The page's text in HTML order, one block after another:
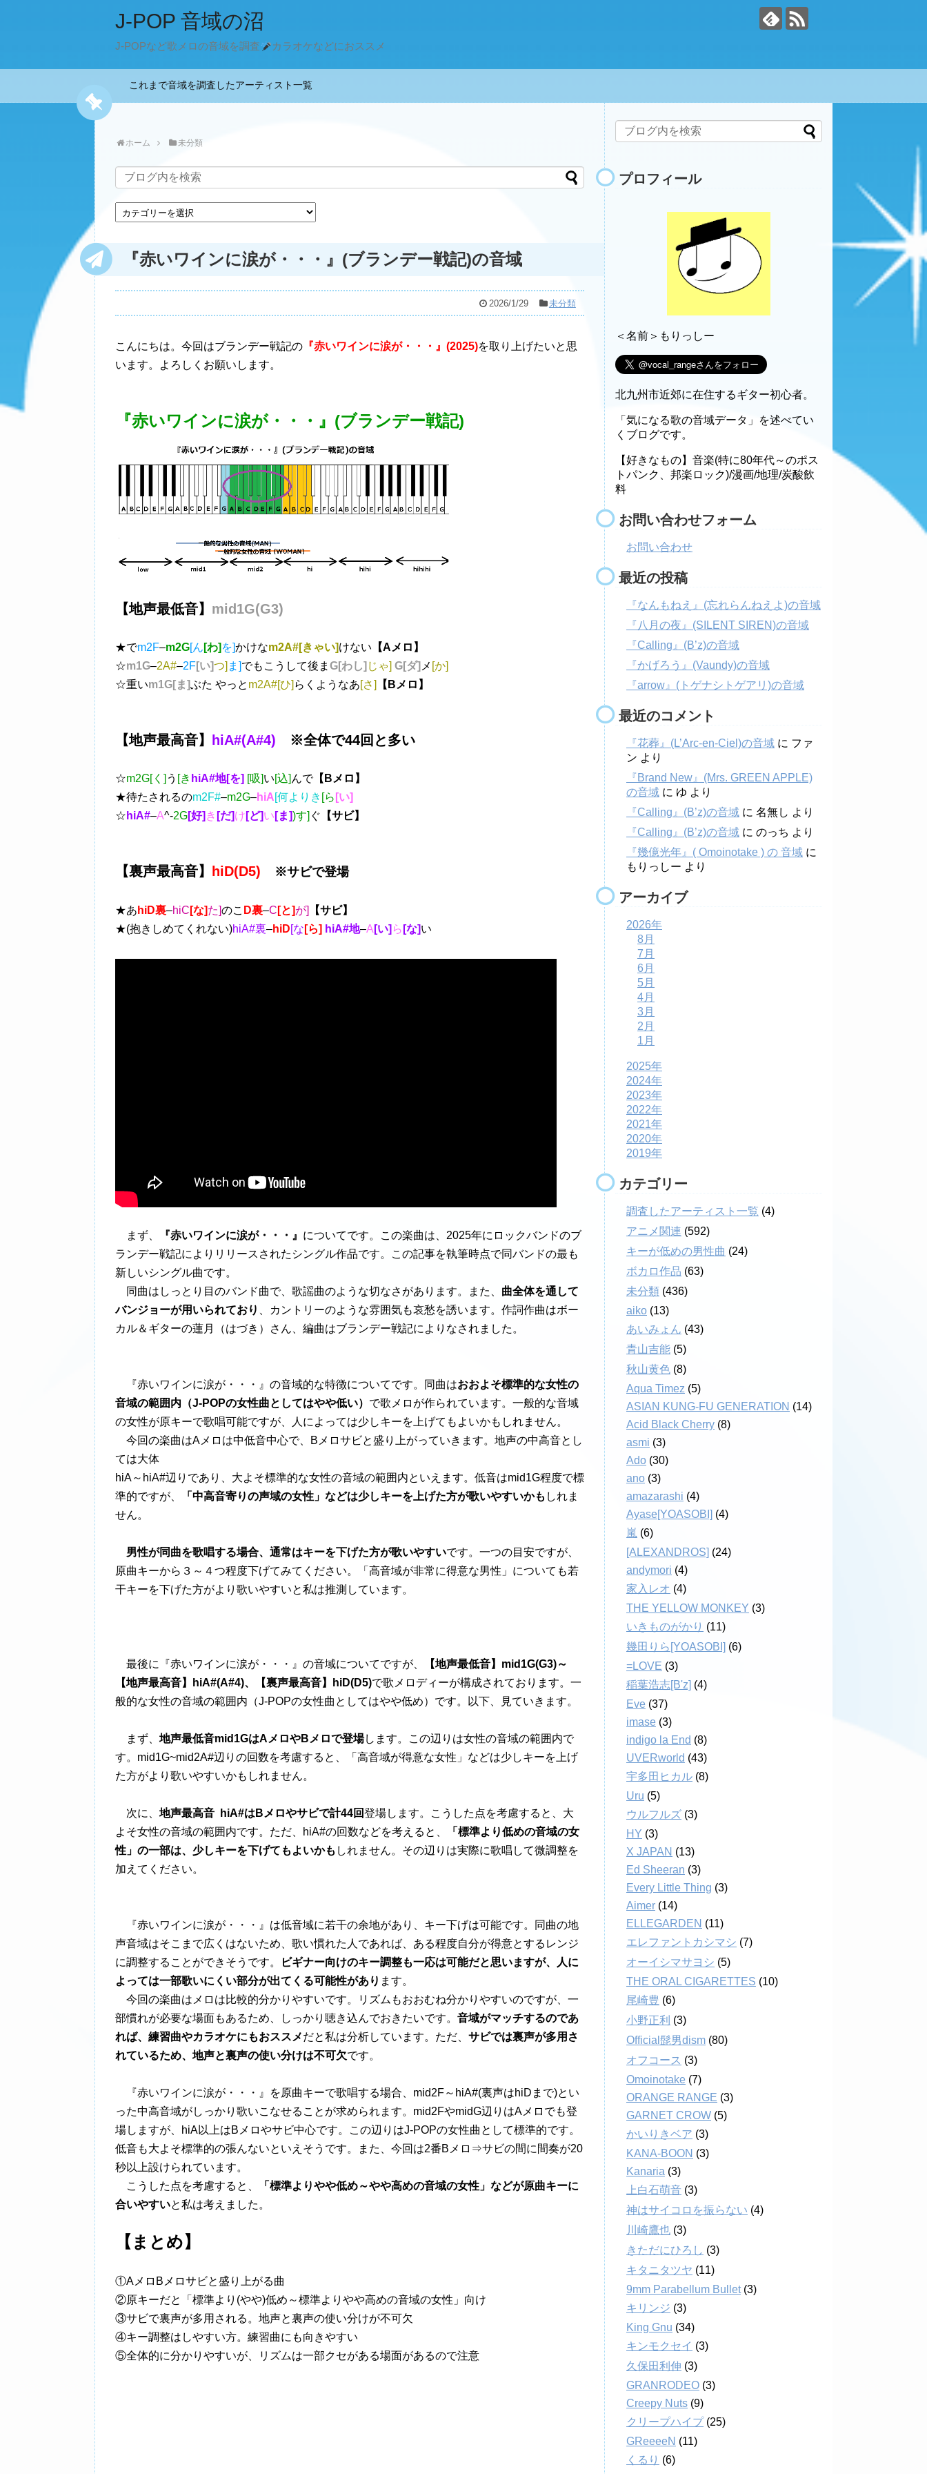
J-POP 音域の沼
J-POPなど歌メロの音域を調査 カラオケなどにおススメ
これまで音域を調査したアーティスト一覧
ホーム 未分類
『赤いワインに涙が・・・』(ブランデー戦記)の音域
2026/1/29 未分類
こんにちは。今回はブランデー戦記の 『赤いワインに涙が・・・』(2025)を取り上げたいと思
います。よろしくお願いします。
『赤いワインに涙が・・・』(ブランデー戦記)
【地声最低音】 mid1G(G3)
★でm2F–m2G[ん [わ] を]かけなm2A#[きゃい]けない 【Aメロ】
☆m1G–2A#–2F[い]つ] ま]でもこうして後ま G[わし] じゃ] G[ダ] メ [か]
☆重いm1G[ま]ぶた やっと m2A#[ひ] らくようなあ[さ] 【Bメロ】
【地声最高音】 hiA#(A#4) ※全体で44回と多い
☆m2G[く] う [き hiA#地[を] [吸]い[込] んで【Bメロ】
★待たされるのm2F#–m2G–hiA[何よりき [ら [い]
☆ hiA#–A^-2G[好] き [だ]け [ど]い [ま])す] ぐ 【サビ】
【裏声最高音】 hiD(D5) ※サビで登場
★あ hiD裏–hiC [な]た]のこ D裏–C [と]が]
【サビ】
★(抱きしめてくれない)hiA#裏–hiD[な [ら] hiA#地–A [い] ら [な]い
まず、 『赤いワインに涙が・・・』 についてです。この楽曲は、2025年にロックバンドのブ
ランデー戦記によりリリースされたシングル作品です。この記事を執筆時点で同バンドの最も
新しいシングル曲です。
同曲はしっとり目のバンド曲で、歌謡曲のような切なさがあります。また、 曲全体を通して
バンジョーが用いられており
、カントリーのような雰囲気も哀愁を誘います。作詞作曲はボー
カル＆ギターの蓮月（はづき）さん、編曲はブランデー戦記によりなされました。
『赤いワインに涙が・・・』の音域的な特徴についてです。同曲はおおよそ標準的な女性の
音域の範囲内（J-POPの女性曲としてはやや低い） で歌メロが作られています。一般的な音域
の女性が原キーで歌唱可能ですが、人によっては少しキーを上げてもよいかもしれません。
今回の楽曲はAメロは中低音中心で、Bメロサビと盛り上がっていきます。地声の中高音とし
ては大体
hiA～hiA#辺りであり、大よそ標準的な女性の音域の範囲内といえます。低音はmid1G程度で標
準的ですが、
「中高音寄りの声域の女性」などは少しキーを上げた方が歌いやすいかも しれま
せん。
男性が同曲を歌唱する場合、通常はキーを下げた方が歌いやすいです。一つの目安ですが、
原曲キーから３～４つ程度下げてみてください。「高音域が非常に得意な男性」についても若
干キーを下げた方がより歌いやすいと私は推測しています。
最後に『赤いワインに涙が・・・』の音域についてですが、
【地声最低音】mid1G(G3)～
【地声最高音】hiA#(A#4)、【裏声最高音】hiD(D5)で歌メロディーが構成されております。一
般的な女性の音域の範囲内（J-POPの女性曲としてはやや低め）です。以下、見ていきます。
まず、 地声最低音mid1GはAメロやBメロで登場します。この辺りは女性の音域の範囲内で
す。mid1G~mid2A#辺りの回数を考慮すると、「高音域が得意な女性」などは少しキーを上げ
た方がより歌いやすいかもしれません。
次に、 地声最高音 hiA#はBメロやサビで計44回登場します。こうした点を考慮すると、大
よそ女性の音域の範囲内です。ただ、hiA#の回数などを考えると、
「標準より低めの音域の女
性」の一部は、少しキーを下げてもよいかも しれません。その辺りは実際に歌唱して微調整を
加えてください。
『赤いワインに涙が・・・』は低音域に若干の余地があり、キー下げは可能です。同曲の地
声音域はそこまで広くはないため、歌い慣れた人であれば、ある程度自分が得意とするレンジ
に調整することができそうです。
ビギナー向けのキー調整も一応は可能だと思いますが、人に
よっては一部歌いにくい部分が出てくる可能性があり ます。
今回の楽曲はメロは比較的分かりやすいです。リズムもおおむね分かりやすいのですが、一
部慣れが必要な場面もあるため、しっかり聴き込んでおきたいです。 音域がマッチするのであ
れば、練習曲やカラオケにもおススメだと私は分析しています。ただ、 サビでは裏声が多用さ
れているため、地声と裏声の使い分けは不可欠です。
『赤いワインに涙が・・・』を原曲キーで歌唱する場合、mid2F～hiA#(裏声はhiDまで)とい
った中高音域がしっかり歌いこなせることが求められます。mid2FやmidG辺りはAメロでも登
場しますが、hiA以上はBメロやサビ中心です。この辺りはJ-POPの女性曲として標準的です。
低音も大よそ標準的の張んないといえそうです。また、今回は2番Bメロ⇒サビの間に間奏が20
秒以上設けられています。
こうした点を考慮すると、
「標準よりやや低め～やや高めの音域の女性」などが原曲キーに
合いやすいと私は考えました。
【まとめ】
①AメロBメロサビと盛り上がる曲
②原キーだと「標準より(やや)低め～標準よりやや高めの音域の女性」向け
③サビで裏声が多用される。地声と裏声の使い分けが不可欠
④キー調整はしやすい方。練習曲にも向きやすい
⑤全体的に分かりやすいが、リズムは一部クセがある場面があるので注意
プロフィール
＜名前＞もりっしー
北九州市近郊に在住するギター初心者。
「気になる歌の音域データ」を述べてい
くブログです。
【好きなもの】音楽(特に80年代～のポス
トパンク、邦楽ロック)/漫画/地理/炭酸飲
料
お問い合わせフォーム
お問い合わせ
最近の投稿
『なんもねえ』(忘れらんねえよ)の音域
『八月の夜』(SILENT SIREN)の音域
『Calling』(B’z)の音域
『かげろう』(Vaundy)の音域
『arrow』(トゲナシトゲアリ)の音域
最近のコメント
『花葬』(L’Arc-en-Ciel)の音域 に ファ
ン より
『Brand New』(Mrs. GREEN APPLE)
の音域 に ゆ より
『Calling』(B’z)の音域 に 名無し より
『Calling』(B’z)の音域 に のっち より
『幾億光年』( Omoinotake ) の 音域 に
もりっしー より
アーカイブ
2026年
8月
7月
6月
5月
4月
3月
2月
1月
2025年
2024年
2023年
2022年
2021年
2020年
2019年
カテゴリー
調査したアーティスト一覧 (4)
アニメ関連 (592)
キーが低めの男性曲 (24)
ボカロ作品 (63)
未分類 (436)
aiko (13)
あいみょん (43)
青山吉能 (5)
秋山黄色 (8)
Aqua Timez (5)
ASIAN KUNG-FU GENERATION (14)
Acid Black Cherry (8)
asmi (3)
Ado (30)
ano (3)
amazarashi (4)
Ayase[YOASOBI] (4)
嵐 (6)
[ALEXANDROS] (24)
andymori (4)
家入レオ (4)
THE YELLOW MONKEY (3)
いきものがかり (11)
幾田りら[YOASOBI] (6)
=LOVE (3)
稲葉浩志[B'z] (4)
Eve (37)
imase (3)
indigo la End (8)
UVERworld (43)
宇多田ヒカル (8)
Uru (5)
ウルフルズ (3)
HY (3)
X JAPAN (13)
Ed Sheeran (3)
Every Little Thing (3)
Aimer (14)
ELLEGARDEN (11)
エレファントカシマシ (7)
オーイシマサヨシ (5)
THE ORAL CIGARETTES (10)
尾崎豊 (6)
小野正利 (3)
Official髭男dism (80)
オフコース (3)
Omoinotake (7)
ORANGE RANGE (3)
GARNET CROW (5)
かいりきベア (3)
KANA-BOON (3)
Kanaria (3)
上白石萌音 (3)
神はサイコロを振らない (4)
川崎鷹也 (3)
きただにひろし (3)
キタニタツヤ (11)
9mm Parabellum Bullet(3)
キリンジ (3)
King Gnu (34)
キンモクセイ (3)
久保田利伸 (3)
GRANRODEO (3)
Creepy Nuts (9)
クリープハイプ(25)
GReeeeN (11)
くるり (6)